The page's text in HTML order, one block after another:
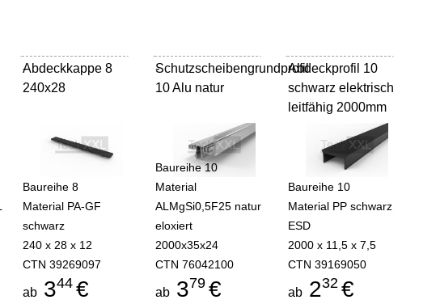
Abdeckkappe 8
240x28
-
Baureihe 8
Material PA-GF
schwarz
240 x 28 x 12
CTN 39269097
ab 344 €
Schutzscheibengrundprofil
10 Alu natur
-
Baureihe 10
Material
ALMgSi0,5F25 natur
eloxiert
2000x35x24
CTN 76042100
ab 379 €
Abdeckprofil 10
schwarz elektrisch
leitfähig 2000mm
-
Baureihe 10
Material PP schwarz
ESD
2000 x 11,5 x 7,5
CTN 39169050
ab 232 €